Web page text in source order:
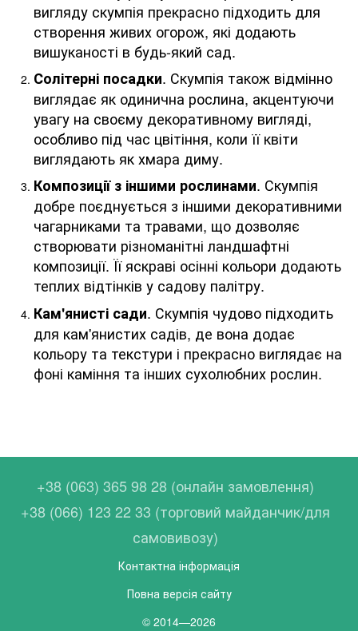
вигляду скумпія прекрасно підходить для
створення живих огорож, які додають
вишуканості в будь-який сад.
Солітерні посадки. Скумпія також відмінно
виглядає як одинична рослина, акцентуючи
увагу на своєму декоративному вигляді,
особливо під час цвітіння, коли її квіти
виглядають як хмара диму.
Композиції з іншими рослинами. Скумпія
добре поєднується з іншими декоративними
чагарниками та травами, що дозволяє
створювати різноманітні ландшафтні
композиції. Її яскраві осінні кольори додають
теплих відтінків у садову палітру.
Кам'янисті сади. Скумпія чудово підходить
для кам'янистих садів, де вона додає
кольору та текстури і прекрасно виглядає на
фоні каміння та інших сухолюбних рослин.
+38 (063) 365 98 28 (онлайн замовлення)
+38 (066) 123 22 33 (торговий майданчик/для
самовивозу)
Контактна інформація
Повна версія сайту
© 2014—2026